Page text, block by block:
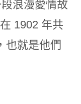
浪漫愛情故
1902 年共
也就是他們